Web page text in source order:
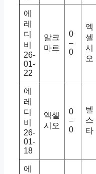
에
레
디
비
26-
01-
22
알크
마르
0
–
0
엑
셀
시
오
에
레
디
비
26-
01-
18
엑셀
시오
0
–
0
텔
스
타
에